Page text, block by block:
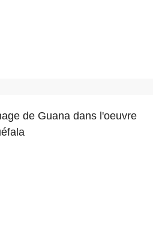
de Guana dans l'oeuvre